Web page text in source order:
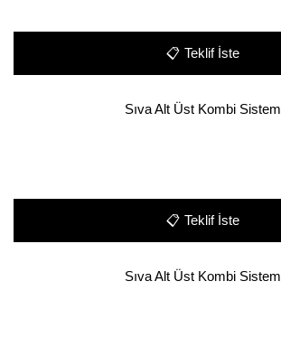
📋 Teklif İste
Sıva Alt Üst Kombi Sistem
📋 Teklif İste
Sıva Alt Üst Kombi Sistem